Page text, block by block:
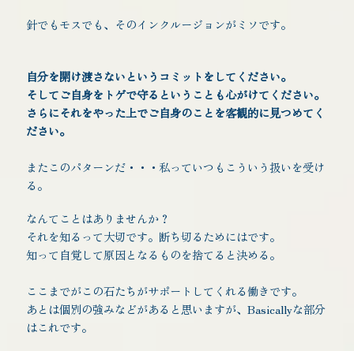
針でもモスでも、そのインクルージョンがミソです。
自分を開け渡さないというコミットをしてください。
そしてご自身をトゲで守るということも心がけてください。
さらにそれをやった上でご自身のことを客観的に見つめてく
ださい。
またこのパターンだ・・・私っていつもこういう扱いを受け
る。
なんてことはありませんか？
それを知るって大切です。断ち切るためにはです。
知って自覚して原因となるものを捨てると決める。
ここまでがこの石たちがサポートしてくれる働きです。
あとは個別の強みなどがあると思いますが、Basicallyな部分
はこれです。